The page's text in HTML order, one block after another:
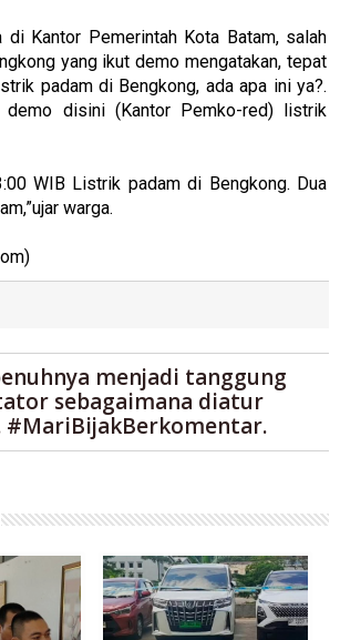
di Kantor Pemerintah Kota Batam, salah
yang ikut demo mengatakan, tepat
padam di Bengkong, ada apa ini ya?.
demo disini (Kantor Pemko-red) listrik
WIB Listrik padam di Bengkong. Dua
warga.
menjadi tanggung
sebagaimana diatur
#MariBijakBerkomentar.